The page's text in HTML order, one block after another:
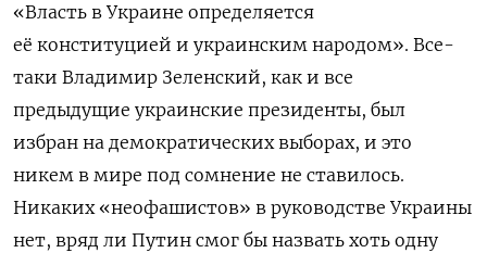
«Власть в Украине определяется
её конституцией и украинским народом». Все-
таки Владимир Зеленский, как и все
предыдущие украинские президенты, был
избран на демократических выборах, и это
никем в мире под сомнение не ставилось.
Никаких «неофашистов» в руководстве Украины
нет, вряд ли Путин смог бы назвать хоть одну